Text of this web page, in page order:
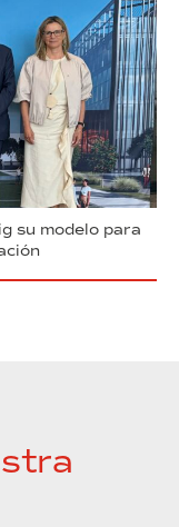
su modelo para